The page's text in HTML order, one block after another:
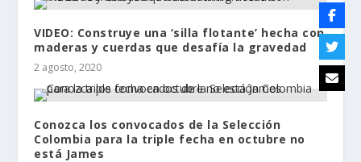
VIDEO: Construye una ‘silla flotante’ hecha con
maderas y cuerdas que desafía la gravedad
2 agosto, 2020
Conozca los convocados de la Selección
Colombia para la triple fecha en octubre no
está James